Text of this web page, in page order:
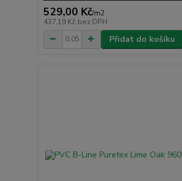
529,00 Kč/m2
437,19 Kč bez DPH
Přidat do košíku